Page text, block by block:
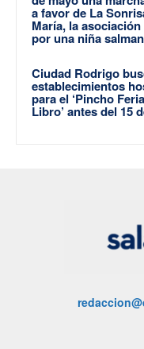
a favor de La
María, la
por una niña
Ciudad Rodrigo
establecimientos
para el ‘Pincho
Libro’ antes del 15